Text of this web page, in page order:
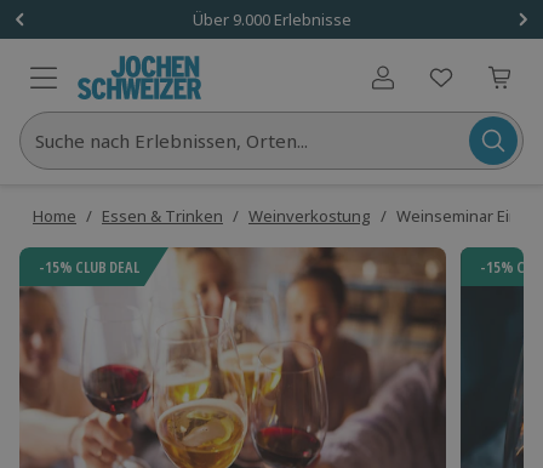
Über 9.000 Erlebnisse
Benutzerkonto
Suche nach Erlebnissen, Orten...
Home / Essen & Trinken / Weinverkostung / Weinseminar
-15% CLUB DEAL -15%